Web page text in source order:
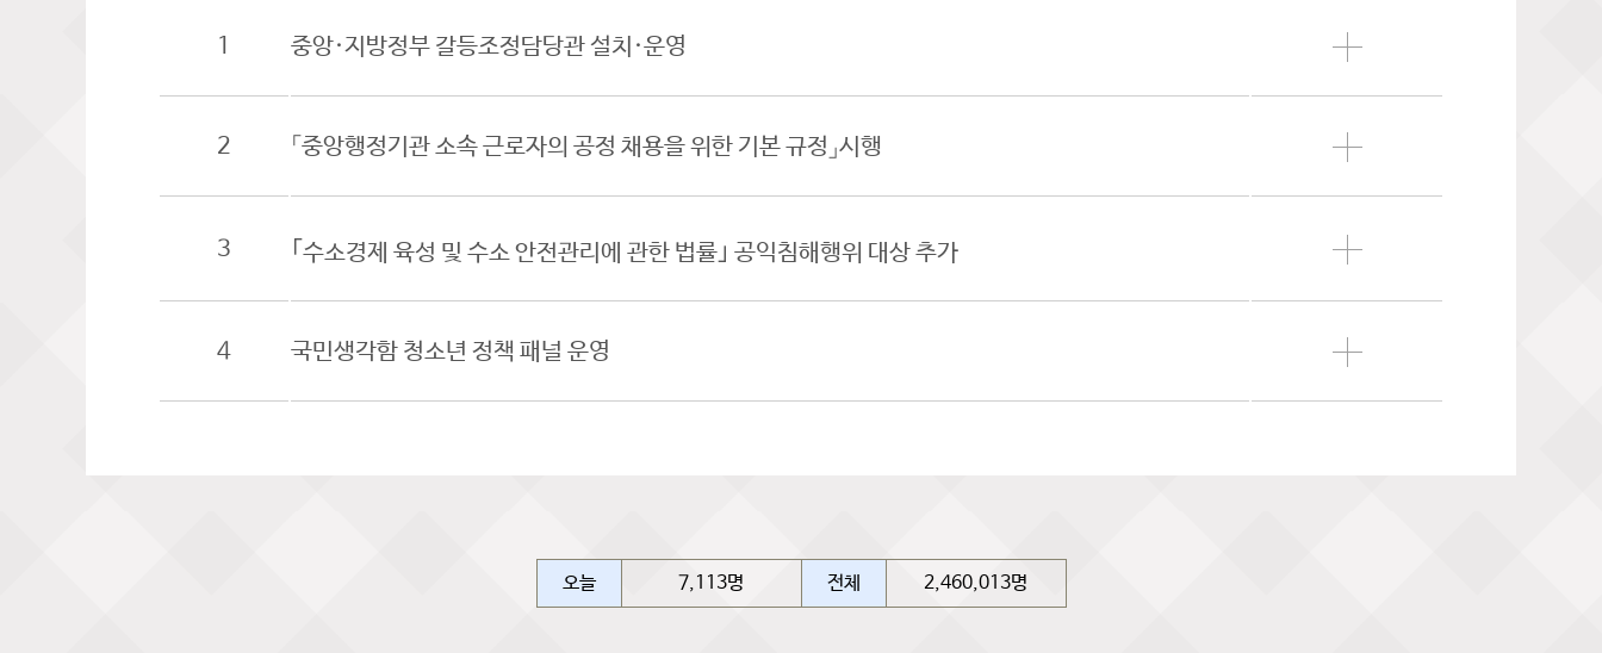
1 중앙·지방정부 갈등조정담당관 설치·운영
2 「중앙행정기관 소속 근로자의 공정 채용을 위한 기본 규정」시행
3 ｢수소경제 육성 및 수소 안전관리에 관한 법률｣ 공익침해행위 대상 추가
4 국민생각함 청소년 정책 패널 운영
오늘 7,113명 전체 2,460,013명